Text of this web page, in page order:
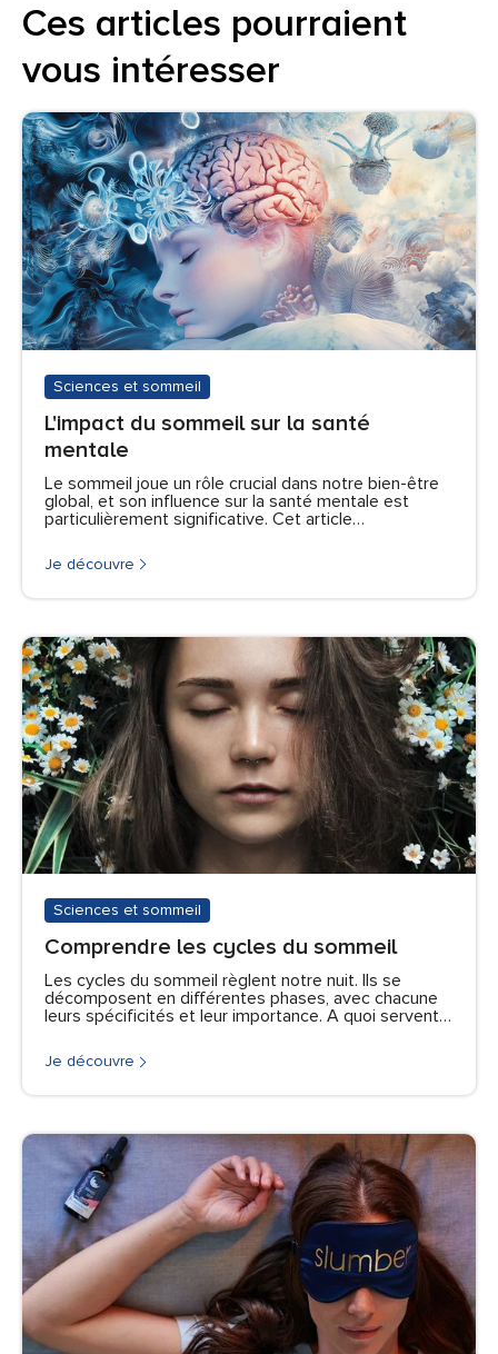
Ces articles pourraient
vous intéresser
Sciences et sommeil
L'impact du sommeil sur la santé
mentale
Le sommeil joue un rôle crucial dans notre bien-être
global, et son influence sur la santé mentale est
particulièrement significative. Cet article…
Je découvre
Sciences et sommeil
Comprendre les cycles du sommeil
Les cycles du sommeil règlent notre nuit. Ils se
décomposent en différentes phases, avec chacune
leurs spécificités et leur importance. A quoi servent…
Je découvre